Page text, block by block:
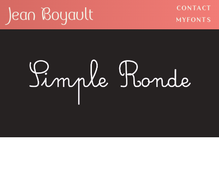
Jean Boyault
CONTACT
MYFONTS